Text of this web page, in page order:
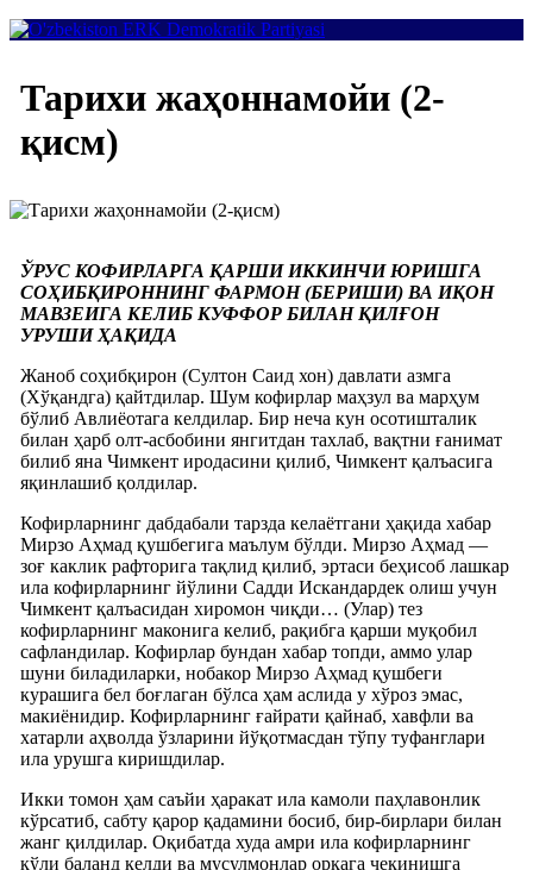
Тарихи жаҳоннамойи (2-
қисм)
ЎРУС КОФИРЛАРГА ҚАРШИ ИККИНЧИ ЮРИШГА
СОҲИБҚИРОННИНГ ФАРМОН (БЕРИШИ) ВА ИҚОН
МАВЗЕИГА КЕЛИБ КУФФОР БИЛАН ҚИЛҒОН
УРУШИ ҲАҚИДА
Жаноб соҳибқирон (Султон Саид хон) давлати азмга
(Хўқандга) қайтдилар. Шум кофирлар маҳзул ва марҳум
бўлиб Авлиёотага келдилар. Бир неча кун осотишталик
билан ҳарб олт-асбобини янгитдан тахлаб, вақтни ғанимат
билиб яна Чимкент иродасини қилиб, Чимкент қалъасига
яқинлашиб қолдилар.
Кофирларнинг дабдабали тарзда келаётгани ҳақида хабар
Мирзо Аҳмад қушбегига маълум бўлди. Мирзо Аҳмад —
зоғ каклик рафторига тақлид қилиб, эртаси беҳисоб лашкар
ила кофирларнинг йўлини Садди Искандардек олиш учун
Чимкент қалъасидан хиромон чиқди… (Улар) тез
кофирларнинг маконига келиб, рақибга қарши муқобил
сафландилар. Кофирлар бундан хабар топди, аммо улар
шуни биладиларки, нобакор Мирзо Аҳмад қушбеги
курашига бел боғлаган бўлса ҳам аслида у хўроз эмас,
макиёнидир. Кофирларнинг ғайрати қайнаб, хавфли ва
хатарли аҳволда ўзларини йўқотмасдан тўпу туфанглари
ила урушга киришдилар.
Икки томон ҳам саъйи ҳаракат ила камоли паҳлавонлик
кўрсатиб, сабту қарор қадамини босиб, бир-бирлари билан
жанг қилдилар. Оқибатда худа амри ила кофирларнинг
қўли баланд келди ва мусулмонлар орқага чекинишга